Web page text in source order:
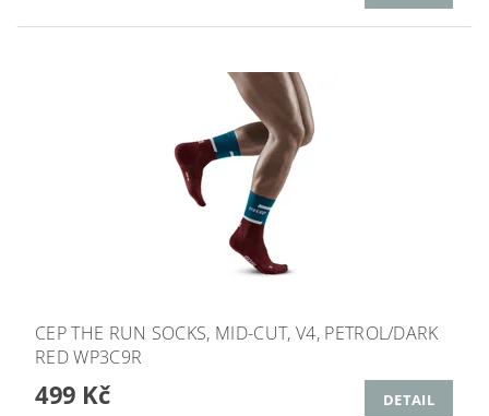
CEP THE RUN SOCKS, MID-CUT, V4, PETROL/DARK
RED WP3C9R
499 Kč DETAIL